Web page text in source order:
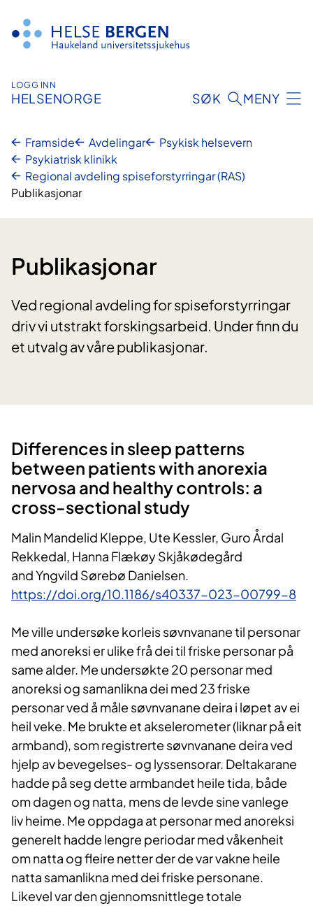
innhald
LOGG INN
HELSENORGE SØK MENY
Framside Avdelingar
Psykisk helsevern
Psykiatrisk klinikk
Regional avdeling spiseforstyrringar (RAS)
Publikasjonar
Publikasjonar
Ved regional avdeling for spiseforstyrringar
driv vi utstrakt forskingsarbeid. Under finn du
et utvalg av våre publikasjonar.
Differences in sleep patterns
between patients with anorexia
nervosa and healthy controls: a
cross-sectional study
Malin Mandelid Kleppe, Ute Kessler, Guro Årdal
Rekkedal, Hanna Flækøy Skjåkødegård
andYngvild Sørebø Danielsen.
https://doi.org/10.1186/s40337-023-00799-8
Me ville undersøke korleis søvnvanane til personar
med anoreksi er ulike frå dei til friske personar på
same alder. Me undersøkte 20 personar med
anoreksi og samanlikna dei med 23 friske
personar ved å måle søvnvanane deira i løpet av ei
heil veke. Me brukte et akselerometer (liknar på eit
armband), som registrerte søvnvanane deira ved
hjelp av bevegelses- og lyssensorar. Deltakarane
hadde på seg dette armbandet heile tida, både
om dagen og natta, mens de levde sine vanlege
liv heime. Me oppdaga at personar med anoreksi
generelt hadde lengre periodar med våkenheit
om natta og fleire netter der de var vakne heile
natta samanlikna med dei friske personane.
Likevel var den gjennomsnittlege totale